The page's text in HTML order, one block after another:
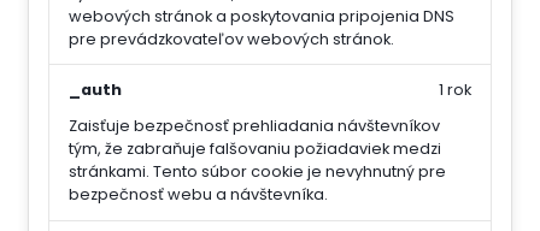
webových stránok a poskytovania pripojenia DNS
pre prevádzkovateľov webových stránok.
_auth
Zaisťuje bezpečnosť prehliadania návštevníkov
tým, že zabraňuje falšovaniu požiadaviek medzi
stránkami. Tento súbor cookie je nevyhnutný pre
bezpečnosť webu a návštevníka.
1 rok